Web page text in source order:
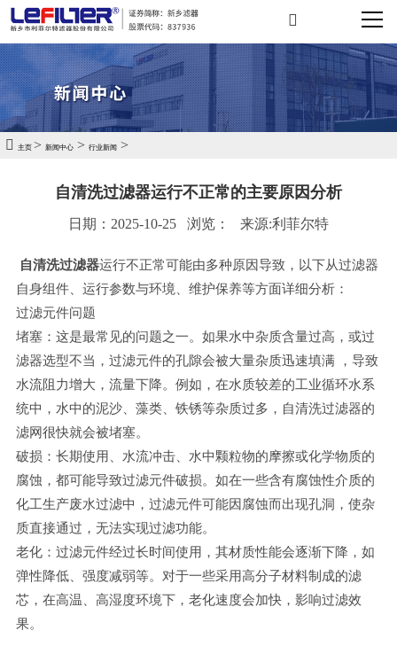
主页 > 新闻中心> 行业新闻>
自清洗过滤器运行不正常的主要原因分析
日期：2025-10-25 浏览： 来源:利菲尔特
自清洗过滤器运行不正常可能由多种原因导致，以下从过滤器
自身组件、运行参数与环境、维护保养等方面详细分析：
过滤元件问题
堵塞：这是最常见的问题之一。如果水中杂质含量过高，或过
滤器选型不当，过滤元件的孔隙会被大量杂质迅速填满 ，导致
水流阻力增大，流量下降。例如，在水质较差的工业循环水系
统中，水中的泥沙、藻类、铁锈等杂质过多，自清洗过滤器的
滤网很快就会被堵塞。
破损：长期使用、水流冲击、水中颗粒物的摩擦或化学物质的
腐蚀，都可能导致过滤元件破损。如在一些含有腐蚀性介质的
化工生产废水过滤中，过滤元件可能因腐蚀而出现孔洞，使杂
质直接通过，无法实现过滤功能。
老化：过滤元件经过长时间使用，其材质性能会逐渐下降，如
弹性降低、强度减弱等。对于一些采用高分子材料制成的滤
芯，在高温、高湿度环境下，老化速度会加快，影响过滤效
果。